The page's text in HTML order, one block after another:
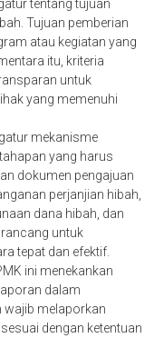
191/PMK.05/2011:
tentang tujuan
Tujuan pemberian
atau kegiatan yang
itu, kriteria
untuk
yang memenuhi
mekanisme
yang harus
dokumen pengajuan
perjanjian hibah,
dana hibah, dan
untuk
tepat dan efektif.
ini menekankan
dalam